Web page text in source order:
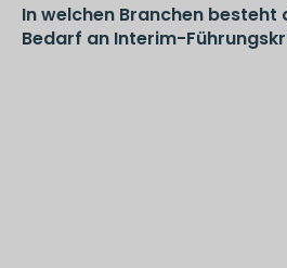
In welchen Branchen
Bedarf an Interim-